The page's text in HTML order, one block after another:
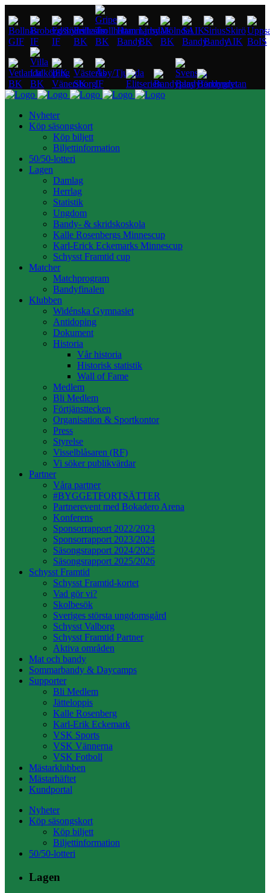
Nyheter
Köp säsongskort
Köp biljett
Biljettinformation
50/50-lotteri
Lagen
Damlag
Herrlag
Statistik
Ungdom
Bandy- & skridskoskola
Kalle Rosenbergs Minnescup
Karl-Erick Eckemarks Minnescup
Schysst Framtid cup
Matcher
Matchprogram
Bandyfinalen
Klubben
Widénska Gymnasiet
Antidoping
Dokument
Historia
Vår historia
Historisk statistik
Wall of Fame
Medlem
Bli Medlem
Förtjänsttecken
Organisation & Sportkontor
Press
Styrelse
Visselblåsaren (RF)
Vi söker publikvärdar
Partner
Våra partner
#BYGGETFORTSÄTTER
Partnerevent med Bokadero Arena
Konferens
Sponsorrapport 2022/2023
Sponsorrapport 2023/2024
Säsongsrapport 2024/2025
Säsongsrapport 2025/2026
Schysst Framtid
Schysst Framtid-kortet
Vad gör vi?
Skolbesök
Sveriges största ungdomsgård
Schysst Valborg
Schysst Framtid Partner
Aktiva områden
Mat och bandy
Sommarbandy & Daycamps
Supporter
Bli Medlem
Jätteloppis
Kalle Rosenberg
Karl-Erik Eckemark
VSK Sports
VSK Vännerna
VSK Fotboll
Mästarklubben
Mästarhäftet
Kundportal
Nyheter
Köp säsongskort
Köp biljett
Biljettinformation
50/50-lotteri
Lagen